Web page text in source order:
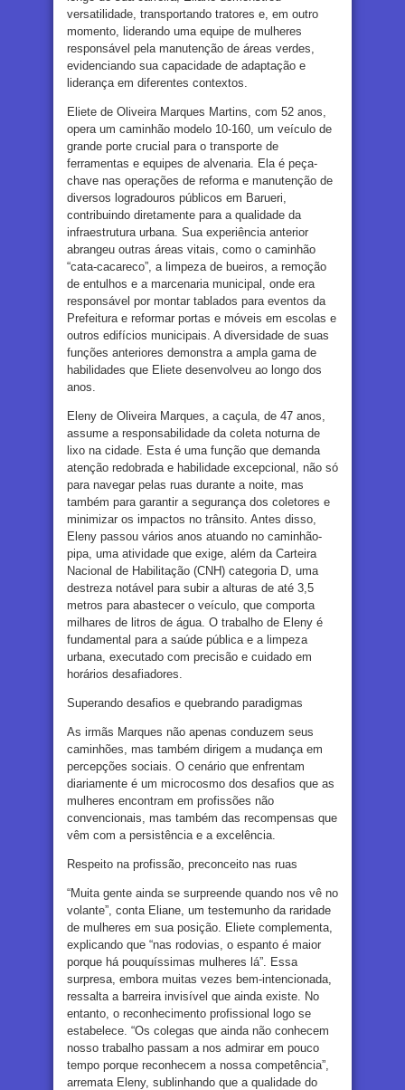
versatilidade, transportando tratores e, em outro
momento, liderando uma equipe de mulheres
responsável pela manutenção de áreas verdes,
evidenciando sua capacidade de adaptação e
liderança em diferentes contextos.
Eliete de Oliveira Marques Martins, com 52 anos,
opera um caminhão modelo 10-160, um veículo de
grande porte crucial para o transporte de
ferramentas e equipes de alvenaria. Ela é peça-
chave nas operações de reforma e manutenção de
diversos logradouros públicos em Barueri,
contribuindo diretamente para a qualidade da
infraestrutura urbana. Sua experiência anterior
abrangeu outras áreas vitais, como o caminhão
“cata-cacareco”, a limpeza de bueiros, a remoção
de entulhos e a marcenaria municipal, onde era
responsável por montar tablados para eventos da
Prefeitura e reformar portas e móveis em escolas e
outros edifícios municipais. A diversidade de suas
funções anteriores demonstra a ampla gama de
habilidades que Eliete desenvolveu ao longo dos
anos.
Eleny de Oliveira Marques, a caçula, de 47 anos,
assume a responsabilidade da coleta noturna de
lixo na cidade. Esta é uma função que demanda
atenção redobrada e habilidade excepcional, não só
para navegar pelas ruas durante a noite, mas
também para garantir a segurança dos coletores e
minimizar os impactos no trânsito. Antes disso,
Eleny passou vários anos atuando no caminhão-
pipa, uma atividade que exige, além da Carteira
Nacional de Habilitação (CNH) categoria D, uma
destreza notável para subir a alturas de até 3,5
metros para abastecer o veículo, que comporta
milhares de litros de água. O trabalho de Eleny é
fundamental para a saúde pública e a limpeza
urbana, executado com precisão e cuidado em
horários desafiadores.
Superando desafios e quebrando paradigmas
As irmãs Marques não apenas conduzem seus
caminhões, mas também dirigem a mudança em
percepções sociais. O cenário que enfrentam
diariamente é um microcosmo dos desafios que as
mulheres encontram em profissões não
convencionais, mas também das recompensas que
vêm com a persistência e a excelência.
Respeito na profissão, preconceito nas ruas
“Muita gente ainda se surpreende quando nos vê no
volante”, conta Eliane, um testemunho da raridade
de mulheres em sua posição. Eliete complementa,
explicando que “nas rodovias, o espanto é maior
porque há pouquíssimas mulheres lá”. Essa
surpresa, embora muitas vezes bem-intencionada,
ressalta a barreira invisível que ainda existe. No
entanto, o reconhecimento profissional logo se
estabelece. “Os colegas que ainda não conhecem
nosso trabalho passam a nos admirar em pouco
tempo porque reconhecem a nossa competência”,
arremata Eleny, sublinhando que a qualidade do